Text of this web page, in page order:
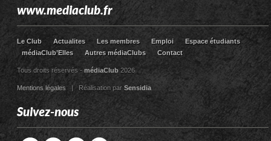
www.mediaclub.fr
Le Club Actualites Les membres Emploi
Espace étudiants
médiaClub’Elles
Autres médiaClubs Contact
Tous droits réservés -médiaClub 2026
Mentions légales| Réalisation parSensidia
Suivez-nous